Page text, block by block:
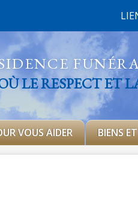
LE RESPECT ET
VOUS AIDER BIENS